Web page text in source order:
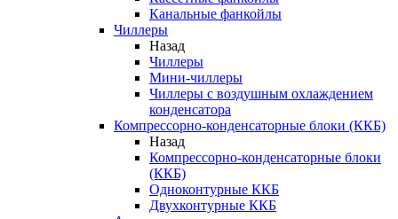
Канальные фанкойлы
Чиллеры
Назад
Чиллеры
Мини-чиллеры
Чиллеры с воздушным охлаждением
конденсатора
Компрессорно-конденсаторные блоки (ККБ)
Назад
Компрессорно-конденсаторные блоки
(ККБ)
Одноконтурные ККБ
Двухконтурные ККБ